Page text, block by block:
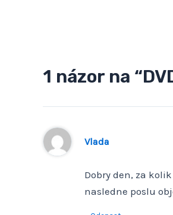
1 názor na
Vlada
Dobry den, za
nasledne poslu